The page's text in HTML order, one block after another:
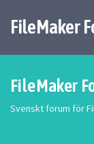
FileMaker
FileMaker
Svenskt forum för